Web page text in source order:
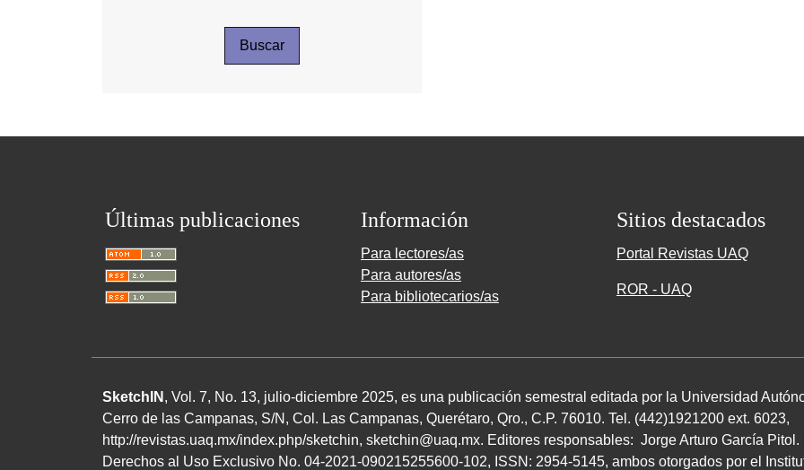
Buscar
Últimas publicaciones Información
Para lectores/as
Para autores/as
Para bibliotecarios/as
Sitios destacados
Portal Revistas UAQ
ROR - UAQ
SketchIN , Vol. 7, No. 13, julio-diciembre 2025, es una publicación semestral editada por la Universidad
Cerro de las Campanas, S/N , Col. Las Campanas, Querétaro, Qro., C.P. 76010. Tel. (442)1921200 ext. 6023,
http://revistas.uaq.mx/index.php/sketchin, sketchin@uaq.mx. Editores responsables: Jorge Arturo García Pitol.
Derechos al Uso Exclusivo No. 04-2021-090215255600-102, ISSN : 2954-5145, ambos otorgados por el